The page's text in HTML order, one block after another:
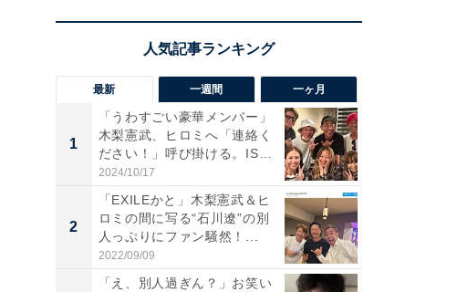
最新 一週間 一ヶ月
1
「うわすごい豪華メンバー」
木梨憲武、ヒロミへ「連絡く
ださい！」呼び掛ける。IS
S...
2024/10/17
2
「EXILEかと」木梨憲武＆ヒ
ロミの間に写る“石川遼”の別
人っぷりにファン騒然！...
2022/09/09
「え、別人過ぎん？」お笑い